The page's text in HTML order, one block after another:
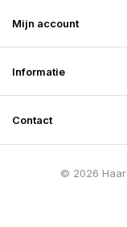
Mijn account
Informatie
Contact
© 2026